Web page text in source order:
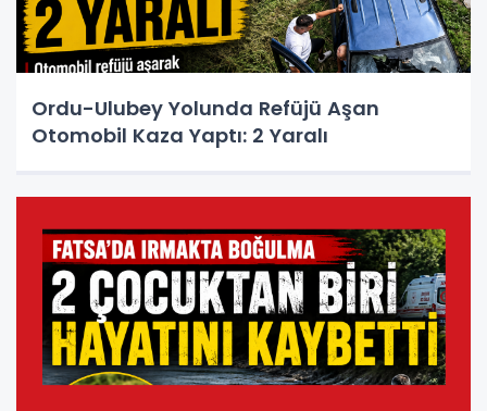
Ordu-Ulubey Yolunda Refüjü Aşan
Otomobil Kaza Yaptı: 2 Yaralı